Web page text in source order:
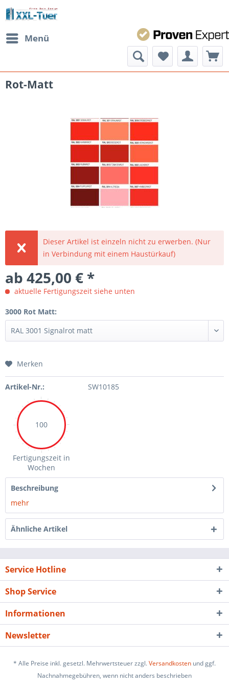
Menü
Rot-Matt
Dieser Artikel ist einzeln nicht zu erwerben. (Nur
in Verbindung mit einem Haustürkauf)
ab 425,00 € *
aktuelle Fertigungszeit siehe unten
3000 Rot Matt:
Merken
Artikel-Nr.: SW10185
100
Fertigungszeit in
Wochen
Beschreibung
mehr
Ähnliche Artikel
Service Hotline
Shop Service
Informationen
Newsletter
* Alle Preise inkl. gesetzl. Mehrwertsteuer zzgl.Versandkosten und ggf.
Nachnahmegebühren, wenn nicht anders beschrieben